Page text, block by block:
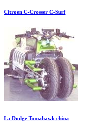
Citroen C-Crosser C-Surf
La Dodge Tomahawk china